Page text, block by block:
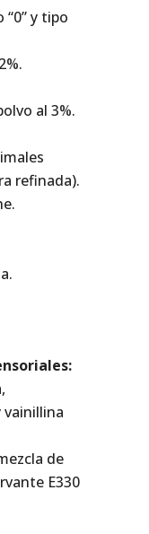
y tipo
al 3%.
refinada).
vainillina
de
E330